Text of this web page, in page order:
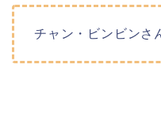
チャン・ビンビンさ